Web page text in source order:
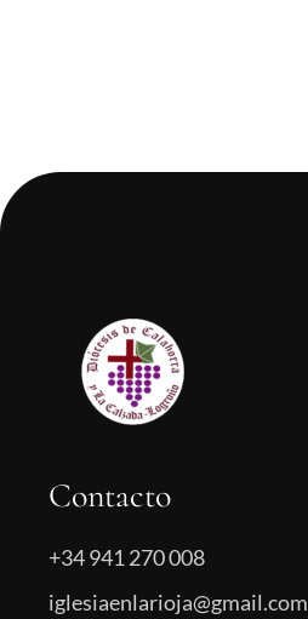
Contacto
+34 941 270 008
iglesiaenlarioja@gmail.com